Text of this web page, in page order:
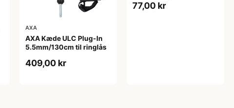
AXA
AXA Kæde ULC Plug-In
5.5mm/130cm til ringlås
409,00 kr
77,00 kr